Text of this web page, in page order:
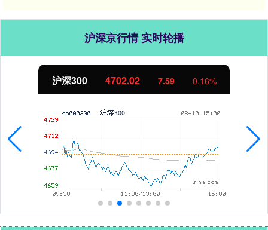
沪深京行情 实时轮播
北证50 1122.88 -11.37 -1.00%